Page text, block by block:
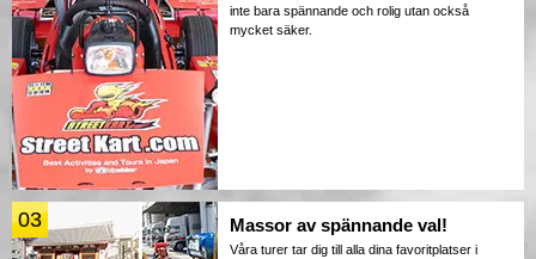
inte bara spännande och rolig utan också
mycket säker.
03 Massor av spännande val!
Våra turer tar dig till alla dina favoritplatser i